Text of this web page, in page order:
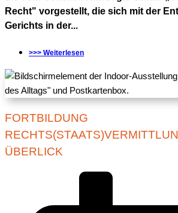
Recht" vorgestellt, die sich mit der
Gerichts in der...
>>> Weiterlesen
FORTBILDUNG
ÜBERLICK